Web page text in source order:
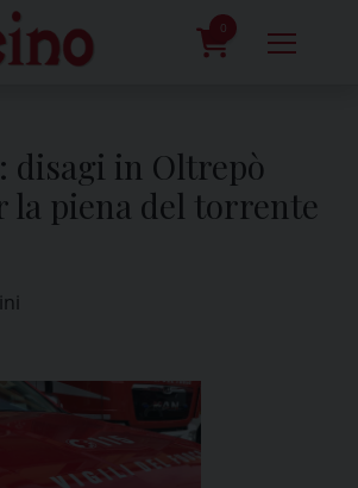
0
disagi in Oltrepò
la piena del torrente